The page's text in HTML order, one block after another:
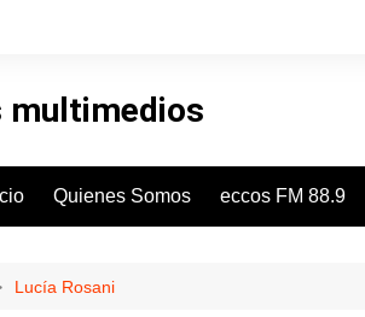
multimedios
Quienes Somos eccos FM 88.9
Lucía Rosani